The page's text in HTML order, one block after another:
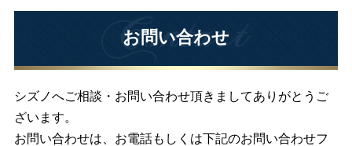
お問い合わせ
シズノへご相談・お問い合わせ頂きましてありがとうご
ざいます。
お問い合わせは、お電話もしくは下記のお問い合わせフ